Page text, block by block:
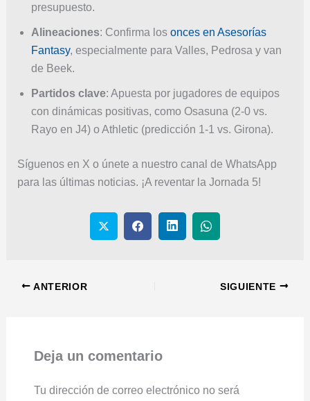
presupuesto.
Alineaciones: Confirma losonces en Asesorías
Fantasy, especialmente para Valles, Pedrosa y van
de Beek.
Partidos clave: Apuesta por jugadores de equipos
con dinámicas positivas, como Osasuna (2-0 vs.
Rayo en J4) o Athletic (predicción 1-1 vs. Girona).
Síguenos en X o únete a nuestro canal de WhatsApp
para las últimas noticias. ¡A reventar la Jornada 5!
ANTERIOR SIGUIENTE
Deja un comentario
Tu dirección de correo electrónico no será